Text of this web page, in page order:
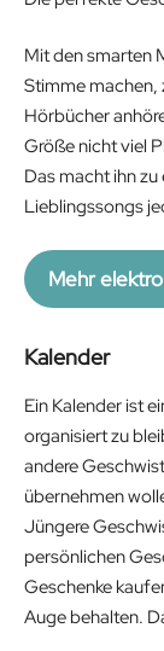
Mit den smarten
Stimme machen,
Hörbücher
Größe nicht viel
Das macht ihn
Lieblingssongs
Mehr
Kalender
Ein Kalender ist
organisiert zu
andere
übernehmen
Jüngere
persönlichen
Geschenke
Auge behalten.